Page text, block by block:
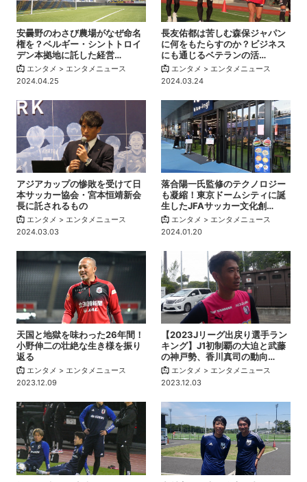
安曇野のわさび農場がなぜ命名
権を？ベルギー・シントトロイ
デン本拠地に託した経営…
エンタメ > エンタメニュース
2024.04.25
長友佑都は苦しむ森保ジャパン
に何をもたらすのか？ビジネス
にも通じるベテランの活…
エンタメ > エンタメニュース
2024.03.24
アジアカップの惨敗を受けて日
本サッカー協会・宮本恒靖新会
長に託されるもの
エンタメ > エンタメニュース
2024.03.03
落合陽一氏監修のテクノロジー
も凝縮！東京ドームシティに誕
生したJFAサッカー文化創…
エンタメ > エンタメニュース
2024.01.20
天国と地獄を味わった26年間！
小野伸二の壮絶な生き様を振り
返る
エンタメ > エンタメニュース
2023.12.09
【2023Jリーグ出戻り選手ラン
キング】J1初制覇の大迫と武藤
の神戸勢、香川真司の動向…
エンタメ > エンタメニュース
2023.12.03